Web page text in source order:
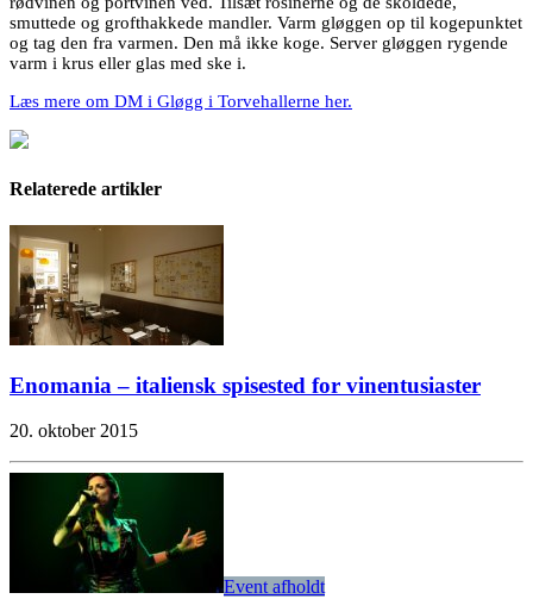
smuttede og grofthakkede mandler. Varm gløggen op til kogepunktet
og tag den fra varmen. Den må ikke koge. Server gløggen rygende
varm i krus eller glas med ske i.
Læs mere om DM i Gløgg i Torvehallerne her.
Relaterede artikler
Enomania – italiensk spisested for vinentusiaster
20. oktober 2015
Event afholdt